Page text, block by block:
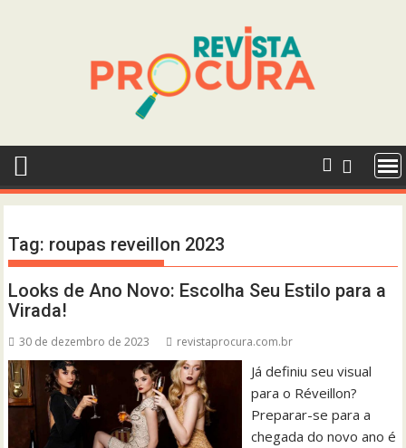
Tag: roupas reveillon 2023
Looks de Ano Novo: Escolha Seu Estilo para a
Virada!
30 de dezembro de 2023 revistaprocura.com.br
Já definiu seu visual
para o Réveillon?
Preparar-se para a
chegada do novo ano é